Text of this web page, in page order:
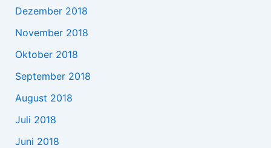
Dezember 2018
November 2018
Oktober 2018
September 2018
August 2018
Juli 2018
Juni 2018